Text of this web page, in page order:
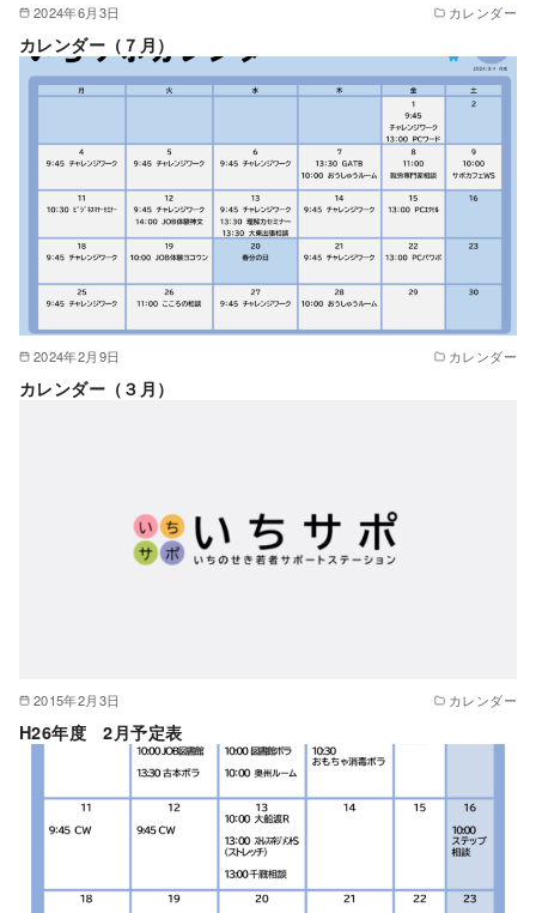
2024年6月3日 カレンダー
カレンダー（７月）
2024年2月9日 カレンダー
カレンダー（３月）
2015年2月3日 カレンダー
H26年度 2月予定表